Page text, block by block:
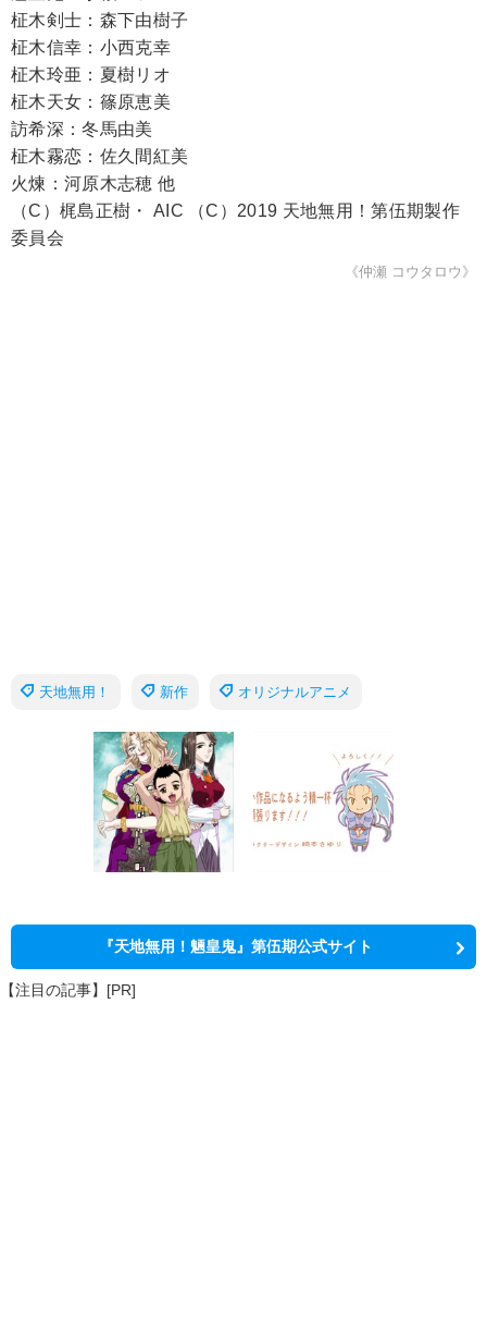
柾木剣士：森下由樹子
柾木信幸：小西克幸
柾木玲亜：夏樹リオ
柾木天女：篠原恵美
訪希深：冬馬由美
柾木霧恋：佐久間紅美
火煉：河原木志穂 他
（C）梶島正樹・ AIC （C）2019 天地無用！第伍期製作
委員会
《仲瀬 コウタロウ》
天地無用！ 新作 オリジナルアニメ
『天地無用！魎皇鬼』第伍期公式サイト
【注目の記事】[PR]